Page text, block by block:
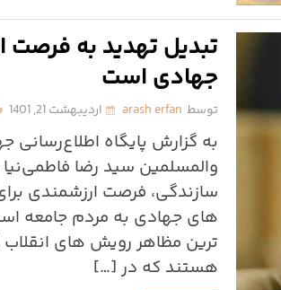
تبدیل تهدید به فرصت
جهادی است
توسط arash erfan اردیبهشت 21, 1401
به گزارش پایگاه اطلاع‌رسانی
والمسلمین سید رضا
سازندگی، فرصت ارزشمندی
های جهادی به مردم جامعه
ترین مظاهر رویش های
هستند که در […]